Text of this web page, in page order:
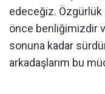
edeceğiz.
önce benliğimizdir
sonuna kadar
arkadaşlarım bu